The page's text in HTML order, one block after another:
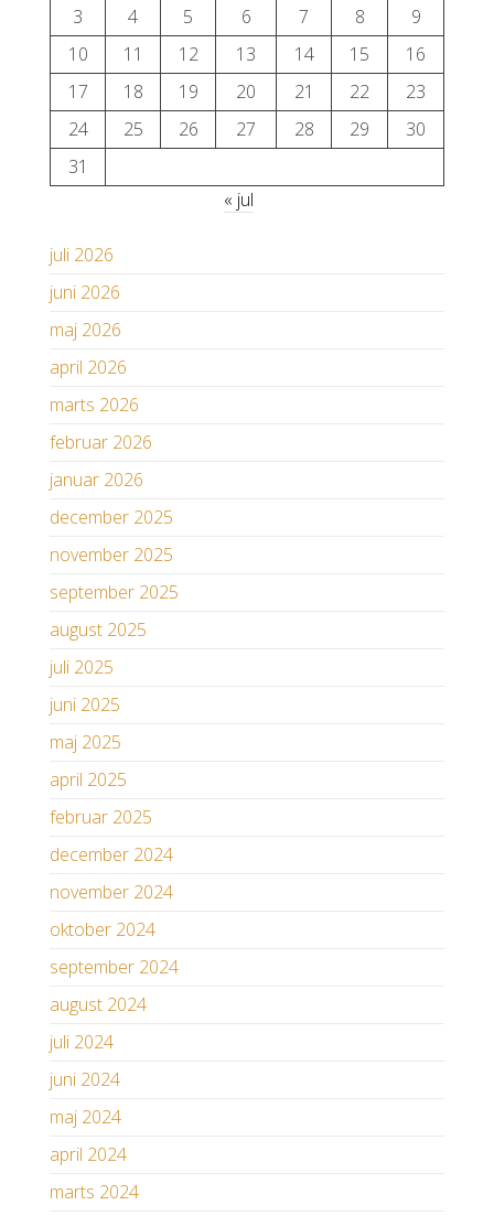
3
4 5 6 7 8
9
10
11 12 13 14 15
16
17
18 19 20 21 22
23
24
25 26 27 28 29
30
31
« jul
juli 2026
juni 2026
maj 2026
april 2026
marts 2026
februar 2026
januar 2026
december 2025
november 2025
september 2025
august 2025
juli 2025
juni 2025
maj 2025
april 2025
februar 2025
december 2024
november 2024
oktober 2024
september 2024
august 2024
juli 2024
juni 2024
maj 2024
april 2024
marts 2024